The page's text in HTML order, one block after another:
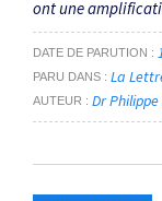
ont une
DATE DE PARUTION
PARU DANS La
AUTEUR Dr Philippe